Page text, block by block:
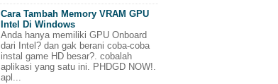
Cara Tambah Memory VRAM GPU
Intel Di Windows
Anda hanya memiliki GPU Onboard
dari Intel? dan gak berani coba-coba
instal game HD besar?. cobalah
aplikasi yang satu ini. PHDGD NOW!.
apl...